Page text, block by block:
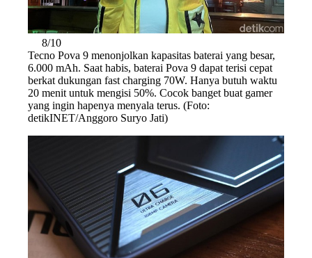
8/10
Tecno Pova 9 menonjolkan kapasitas baterai yang besar,
6.000 mAh. Saat habis, baterai Pova 9 dapat terisi cepat
berkat dukungan fast charging 70W. Hanya butuh waktu
20 menit untuk mengisi 50%. Cocok banget buat gamer
yang ingin hapenya menyala terus. (Foto:
detikINET/Anggoro Suryo Jati)